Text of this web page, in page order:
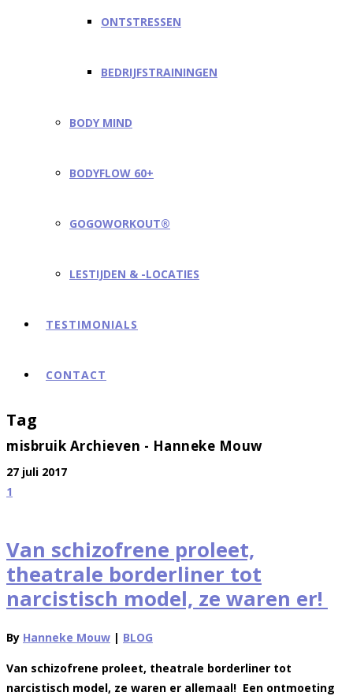
ONTSTRESSEN
BEDRIJFSTRAININGEN
BODY MIND
BODYFLOW 60+
GOGOWORKOUT®
LESTIJDEN & -LOCATIES
TESTIMONIALS
CONTACT
Tag
misbruik Archieven - Hanneke Mouw
27 juli 2017
1
Van schizofrene proleet,
theatrale borderliner tot
narcistisch model, ze waren er!
By Hanneke Mouw | BLOG
Van schizofrene proleet, theatrale borderliner tot
narcistisch model, ze waren er allemaal! Een ontmoeting